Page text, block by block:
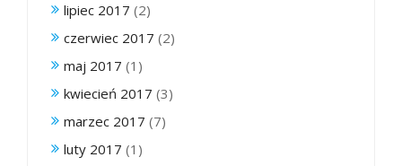
lipiec 2017 (2)
czerwiec 2017 (2)
maj 2017 (1)
kwiecień 2017 (3)
marzec 2017 (7)
luty 2017 (1)